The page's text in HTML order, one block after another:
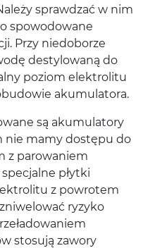
sprawdzać w nim
spowodowane
Przy niedoborze
destylowaną do
poziom elektrolitu
akumulatora.
są akumulatory
nie mamy dostępu do
z parowaniem
płytki
z powrotem
ryzyko
stosują zawory